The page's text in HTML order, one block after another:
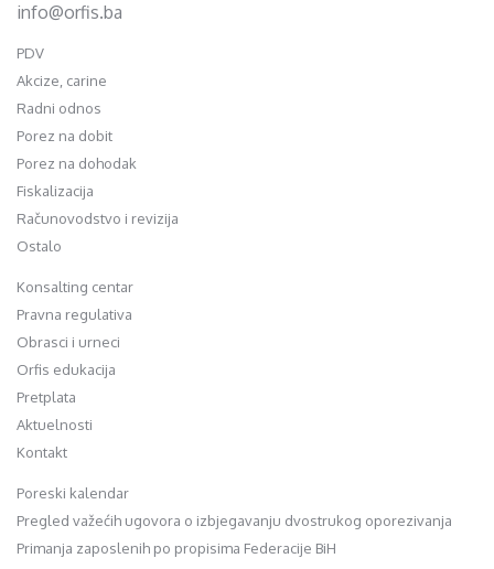
info@orfis.ba
PDV
Akcize, carine
Radni odnos
Porez na dobit
Porez na dohodak
Fiskalizacija
Računovodstvo i revizija
Ostalo
Konsalting centar
Pravna regulativa
Obrasci i urneci
Orfis edukacija
Pretplata
Aktuelnosti
Kontakt
Poreski kalendar
Pregled važećih ugovora o izbjegavanju dvostrukog oporezivanja
Primanja zaposlenih po propisima Federacije BiH